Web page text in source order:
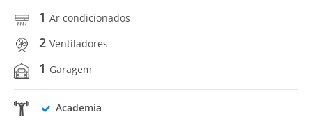
1 Ar condicionados
2 Ventiladores
1 Garagem
Academia